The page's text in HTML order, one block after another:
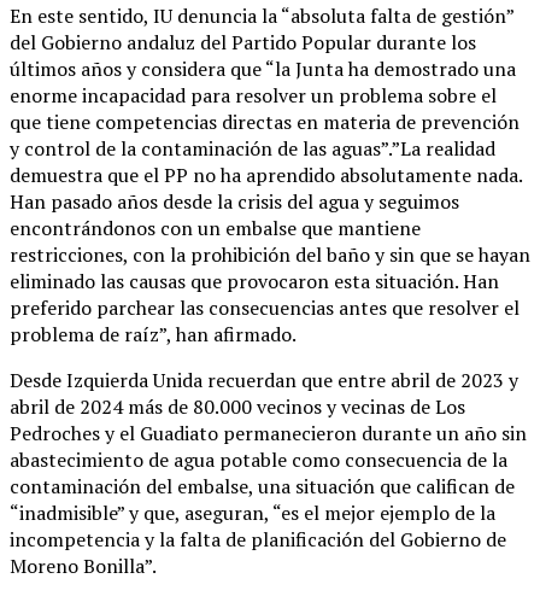
En este sentido, IU denuncia la “absoluta falta de gestión”
del Gobierno andaluz del Partido Popular durante los
últimos años y considera que “la Junta ha demostrado una
enorme incapacidad para resolver un problema sobre el
que tiene competencias directas en materia de prevención
y control de la contaminación de las aguas”.”La realidad
demuestra que el PP no ha aprendido absolutamente nada.
Han pasado años desde la crisis del agua y seguimos
encontrándonos con un embalse que mantiene
restricciones, con la prohibición del baño y sin que se hayan
eliminado las causas que provocaron esta situación. Han
preferido parchear las consecuencias antes que resolver el
problema de raíz”, han afirmado.
Desde Izquierda Unida recuerdan que entre abril de 2023 y
abril de 2024 más de 80.000 vecinos y vecinas de Los
Pedroches y el Guadiato permanecieron durante un año sin
abastecimiento de agua potable como consecuencia de la
contaminación del embalse, una situación que califican de
“inadmisible” y que, aseguran, “es el mejor ejemplo de la
incompetencia y la falta de planificación del Gobierno de
Moreno Bonilla”.